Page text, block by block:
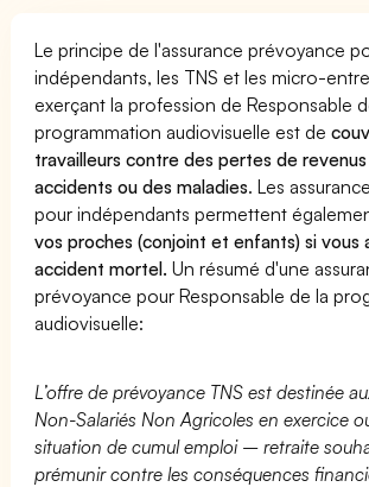
Le principe de l'assurance prévoyance
indépendants, les TNS et les micro-
exerçant la profession de Responsable
programmation audiovisuelle est de
travailleurs contre des pertes de
accidents ou des maladies. Les
pour indépendants permettent
vos proches (conjoint et enfants) si vous
accident mortel. Un résumé d'une
prévoyance pour Responsable de la
audiovisuelle:
L’offre de prévoyance TNS est destinée
Non-Salariés Non Agricoles en exercice
situation de cumul emploi – retraite
prémunir contre les conséquences